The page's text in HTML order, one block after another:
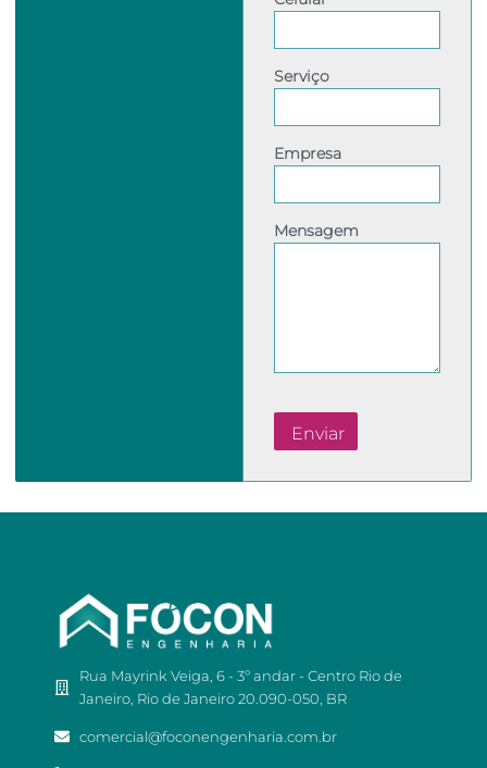
Serviço
Empresa
Mensagem
Rua Mayrink Veiga, 6 - 3º andar - Centro Rio de
Janeiro, Rio de Janeiro 20.090-050, BR
comercial@foconengenharia.com.br